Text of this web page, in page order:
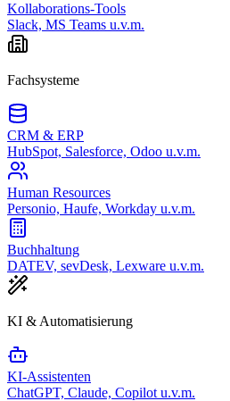
Kollaborations-Tools
Slack, MS Teams u.v.m.
Fachsysteme
CRM & ERP
HubSpot, Salesforce, Odoo u.v.m.
Human Resources
Personio, Haufe, Workday u.v.m.
Buchhaltung
DATEV, sevDesk, Lexware u.v.m.
KI & Automatisierung
KI-Assistenten
ChatGPT, Claude, Copilot u.v.m.